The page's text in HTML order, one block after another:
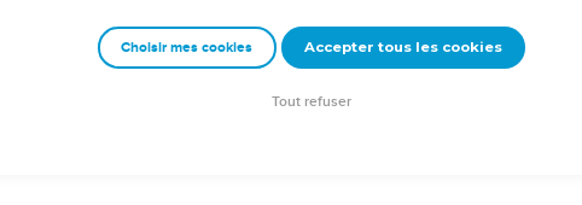
Dieu. Je suis l'Eternel. »
les règles et les lois que l'Eternel établit entre lui et les
Choisir mes cookies Accepter tous les cookies
Tout refuser